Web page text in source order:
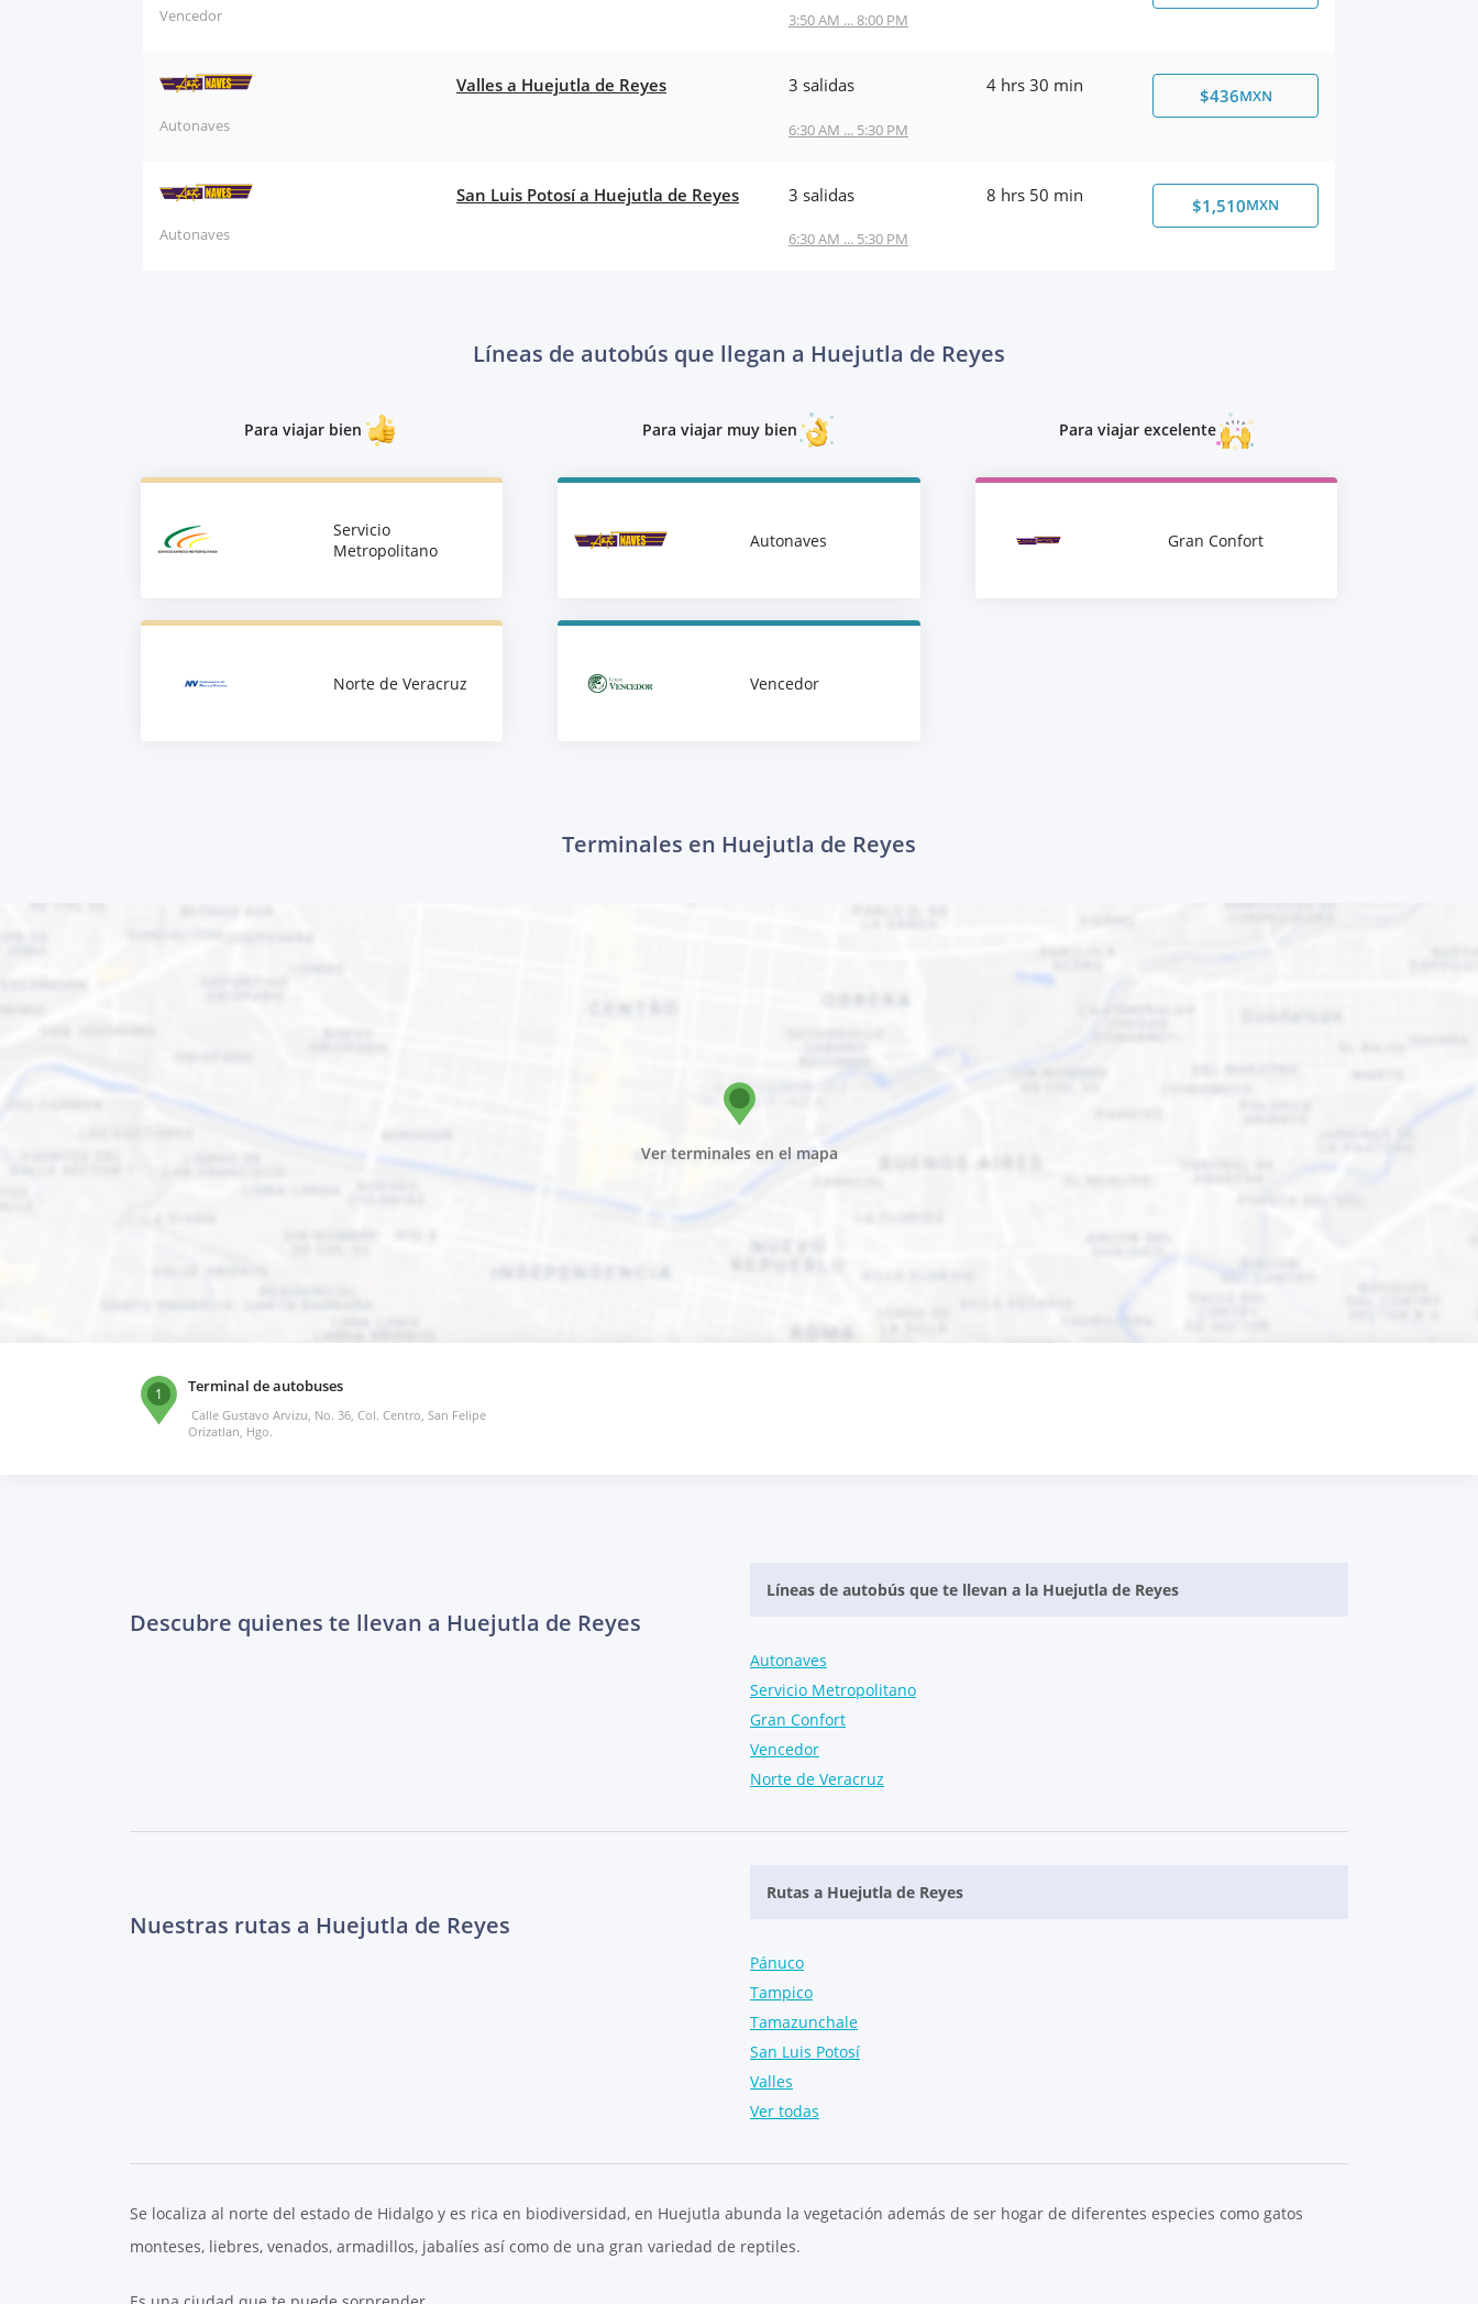
Vencedor 3:50 AM ... 8:00 PM
Autonaves
Valles a Huejutla de Reyes 3 salidas
6:30 AM ... 5:30 PM
4 hrs 30 min $436MXN
Autonaves
San Luis Potosí a Huejutla de Reyes 3 salidas
6:30 AM ... 5:30 PM
8 hrs 50 min $1,510MXN
Líneas de autobús que llegan a Huejutla de Reyes
Para viajar bien
Servicio
Metropolitano
Norte de Veracruz
Para viajar muy bien
Autonaves
Vencedor
Para viajar excelente
Gran Confort
Terminales en Huejutla de Reyes
Ver terminales en el mapa
1 Terminal de autobuses
Calle Gustavo Arvizu, No. 36, Col. Centro, San Felipe
Orizatlan, Hgo.
Descubre quienes te llevan a Huejutla de Reyes
Líneas de autobús que te llevan a la Huejutla de Reyes
Autonaves
Servicio Metropolitano
Gran Confort
Vencedor
Norte de Veracruz
Nuestras rutas a Huejutla de Reyes
Rutas a Huejutla de Reyes
Pánuco
Tampico
Tamazunchale
San Luis Potosí
Valles
Ver todas
Se localiza al norte del estado de Hidalgo y es rica en biodiversidad, en Huejutla abunda la vegetación además de ser hogar de diferentes especies como gatos
monteses, liebres, venados, armadillos, jabalíes así como de una gran variedad de reptiles.